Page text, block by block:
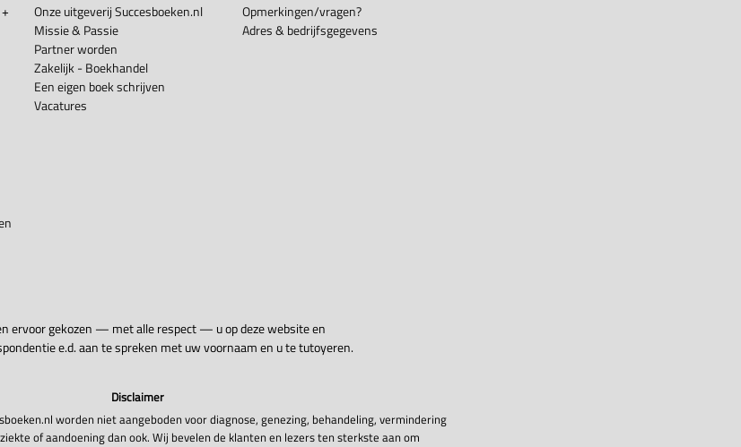
Onze uitgeverij Succesboeken.nl
Missie & Passie
Partner worden
Zakelijk - Boekhandel
Een eigen boek schrijven
Vacatures
Opmerkingen/vragen?
Adres & bedrijfsgegevens
ervoor gekozen — met alle respect — u op deze website en
e.d. aan te spreken met uw voornaam en u te tutoyeren.
Disclaimer
worden niet aangeboden voor diagnose, genezing, behandeling, vermindering
of aandoening dan ook. Wij bevelen de klanten en lezers ten sterkste aan om